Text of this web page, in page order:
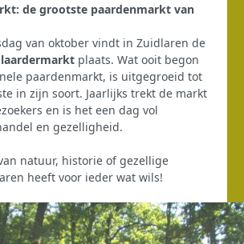
de grootste paardenmarkt van
van oktober vindt in Zuidlaren de
plaats. Wat ooit begon
paardenmarkt, is uitgegroeid tot
in zijn soort. Jaarlijks trekt de markt
en is het een dag vol
en gezelligheid.
natuur, historie of gezellige
heeft voor ieder wat wils!